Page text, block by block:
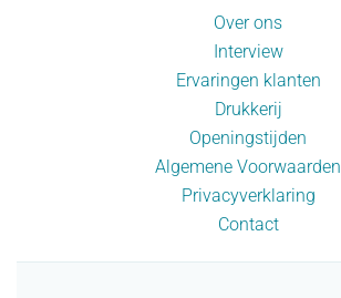
Over ons
Interview
Ervaringen klanten
Drukkerij
Openingstijden
Algemene Voorwaarden
Privacyverklaring
Contact